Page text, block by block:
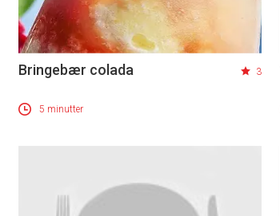
Bringebær colada 3
5 minutter